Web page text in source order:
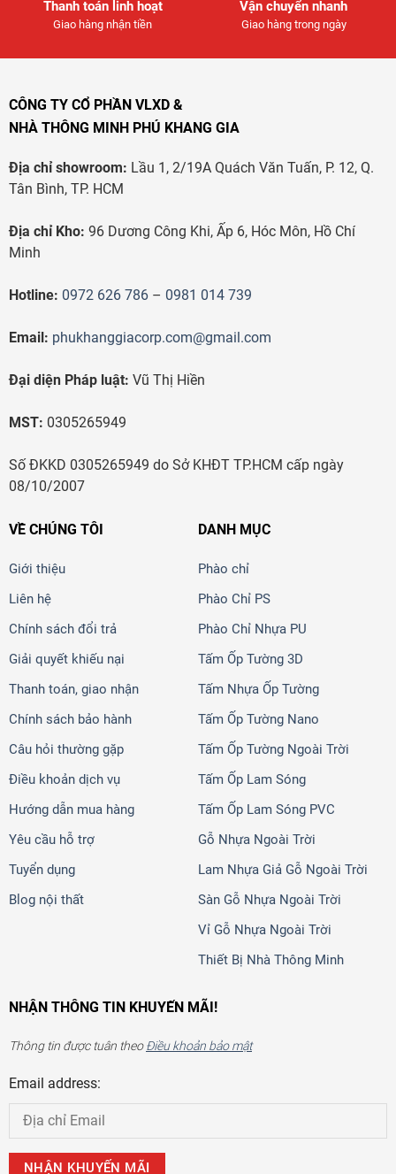
Thanh toán linh hoạt
Giao hàng nhận tiền
Vận chuyển nhanh
Giao hàng trong ngày
CÔNG TY CỔ PHẦN VLXD &
NHÀ THÔNG MINH PHÚ KHANG GIA
Địa chỉ showroom: Lầu 1, 2/19A Quách Văn Tuấn, P. 12, Q.
Tân Bình, TP. HCM
Địa chỉ Kho: 96 Dương Công Khi, Ấp 6, Hóc Môn, Hồ Chí
Minh
Hotline: 0972 626 786 – 0981 014 739
Email: phukhanggiacorp.com@gmail.com
Đại diện Pháp luật: Vũ Thị Hiền
MST: 0305265949
Số ĐKKD 0305265949 do Sở KHĐT TP.HCM cấp ngày
08/10/2007
VỀ CHÚNG TÔI
Giới thiệu
Liên hệ
Chính sách đổi trả
Giải quyết khiếu nại
Thanh toán, giao nhận
Chính sách bảo hành
Câu hỏi thường gặp
Điều khoản dịch vụ
Hướng dẫn mua hàng
Yêu cầu hỗ trợ
Tuyển dụng
Blog nội thất
DANH MỤC
Phào chỉ
Phào Chỉ PS
Phào Chỉ Nhựa PU
Tấm Ốp Tường 3D
Tấm Nhựa Ốp Tường
Tấm Ốp Tường Nano
Tấm Ốp Tường Ngoài Trời
Tấm Ốp Lam Sóng
Tấm Ốp Lam Sóng PVC
Gỗ Nhựa Ngoài Trời
Lam Nhựa Giả Gỗ Ngoài Trời
Sàn Gỗ Nhựa Ngoài Trời
Vỉ Gỗ Nhựa Ngoài Trời
Thiết Bị Nhà Thông Minh
NHẬN THÔNG TIN KHUYẾN MÃI!
Thông tin được tuân theoĐiều khoản bảo mật
Email address: